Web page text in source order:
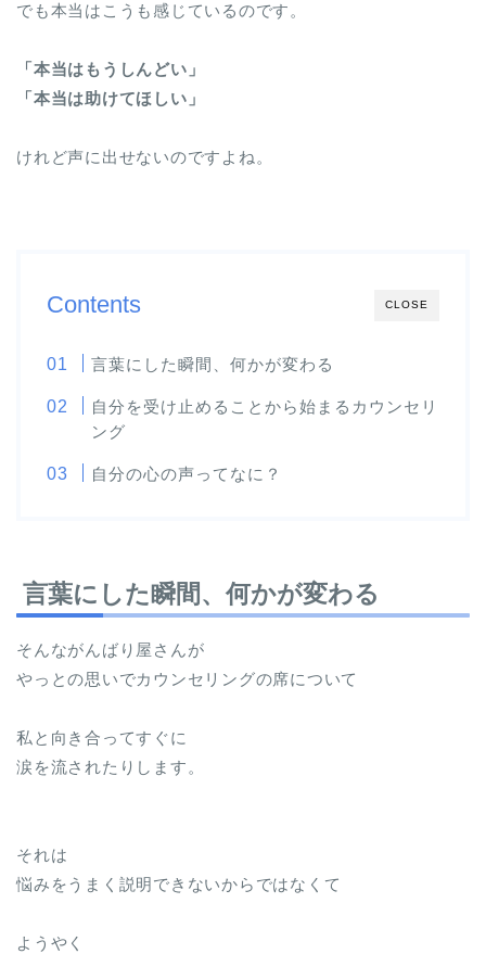
でも本当はこうも感じているのです。
「本当はもうしんどい」
「本当は助けてほしい」
けれど声に出せないのですよね。
CLOSE
Contents
言葉にした瞬間、何かが変わる
自分を受け止めることから始まるカウンセリ
ング
自分の心の声ってなに？
言葉にした瞬間、何かが変わる
そんながんばり屋さんが
やっとの思いでカウンセリングの席について
私と向き合ってすぐに
涙を流されたりします。
それは
悩みをうまく説明できないからではなくて
ようやく